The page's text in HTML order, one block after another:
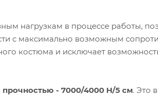
нагрузкам в процессе работы,
с максимально возможным
костюма и исключает
- 7000/4000 Н/5 см. Это